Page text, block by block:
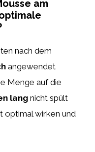
am
nach dem
angewendet
Menge auf die
lang nicht spült
optimal wirken und